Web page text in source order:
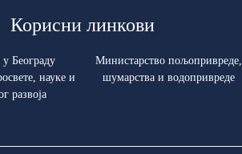
Корисни линкови
Београду
науке и
развоја
Министарство пољопривреде,
шумарства и водопривреде